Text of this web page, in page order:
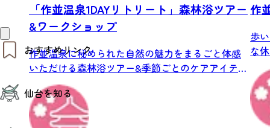
おすすめリンク
モデルコース
エリアガイド
お知らせ
仙台を知る
仙台の魅力
「作並温泉1DAYリトリート」森林浴ツアー
&ワークショップ
作並温泉に秘められた自然の魅力をまるごと体感
いただける森林浴ツアー&季節ごとのケアアイテム
を手...
作
歩
な
ウ